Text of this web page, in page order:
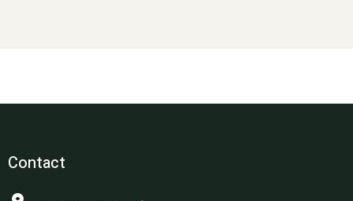
Contact